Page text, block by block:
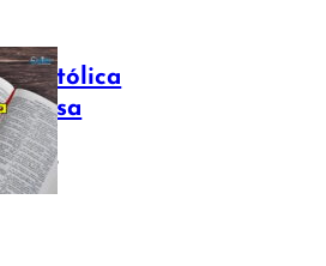
Católica
2025